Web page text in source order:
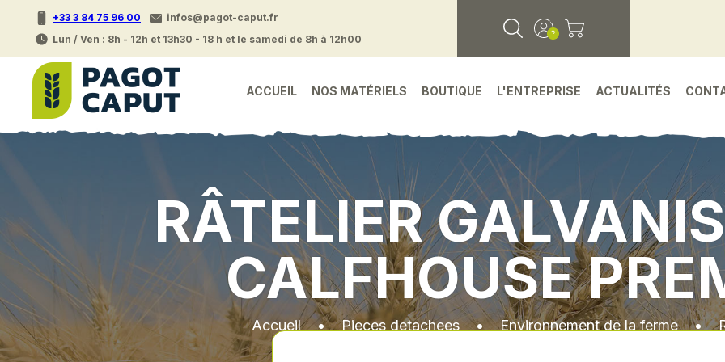
+33 3 84 75 96 00
infos@pagot-caput.fr
Lun / Ven : 8h - 12h et 13h30 - 18 h et le samedi de 8h à 12h00
ACCUEIL NOS MATÉRIELS BOUTIQUE L'ENTREPRISE ACTUALITÉS
RÂTELIER
CALFHOUSE
Accueil•Pieces detachees•Environnement de la ferme•